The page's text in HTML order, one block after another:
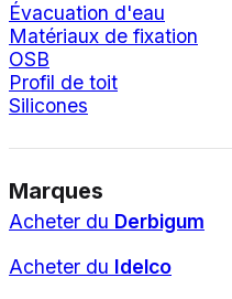
Évacuation d'eau
Matériaux de fixation
OSB
Profil de toit
Silicones
Marques
Acheter du Derbigum
Acheter du Idelco